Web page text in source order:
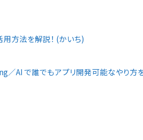
方法を解説！ (かいち)
／AI で誰でもアプリ開発可能なやり方